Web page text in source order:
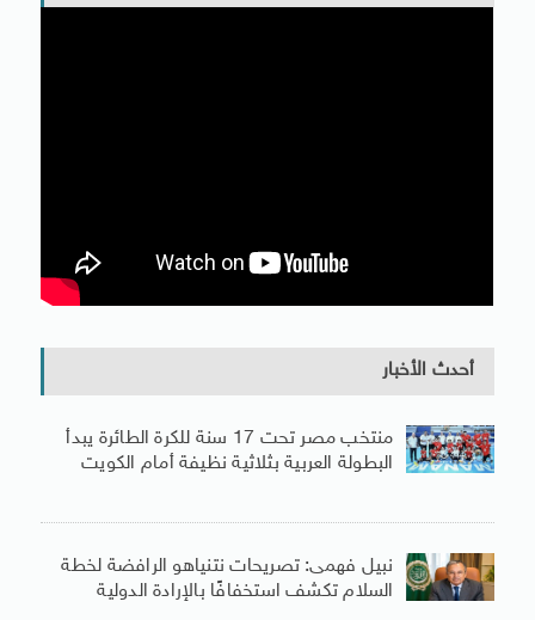
أحدث الأخبار
منتخب مصر تحت 17 سنة للكرة الطائرة يبدأ
البطولة العربية بثلاثية نظيفة أمام الكويت
نبيل فهمى: تصريحات نتنياهو الرافضة لخطة
السلام تكشف استخفافًا بالإرادة الدولية